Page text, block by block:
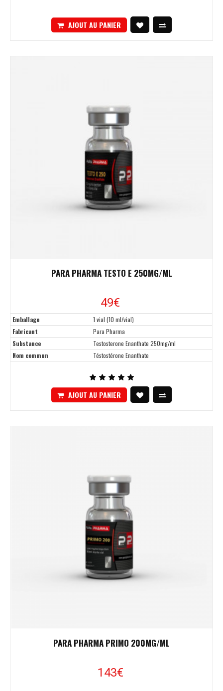
AJOUT AU PANIER
PARA PHARMA TESTO E 250MG/ML
49€
Emballage
1 vial (10 ml/vial)
Fabricant
Para Pharma
Substance
Testosterone Enanthate 250mg/ml
Nom commun
Téstostérone Enanthate
AJOUT AU PANIER
PARA PHARMA PRIMO 200MG/ML
143€